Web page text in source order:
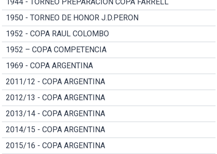
1950 - TORNEO DE HONOR J.D.PERON
1952 - COPA RAUL COLOMBO
1952 – COPA COMPETENCIA
1969 - COPA ARGENTINA
2011/12 - COPA ARGENTINA
2012/13 - COPA ARGENTINA
2013/14 - COPA ARGENTINA
2014/15 - COPA ARGENTINA
2015/16 - COPA ARGENTINA